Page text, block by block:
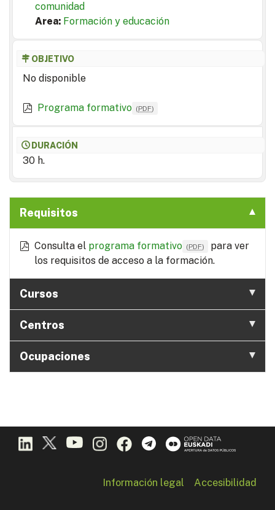
comunidad
Area: Formación y educación
OBJETIVO
No disponible
Programa formativo (PDF)
DURACIÓN
30 h.
Requisitos
Consulta el programa formativo (PDF)
para ver
los requisitos de acceso a la formación.
Cursos
Centros
Ocupaciones
Información legal Accesibilidad